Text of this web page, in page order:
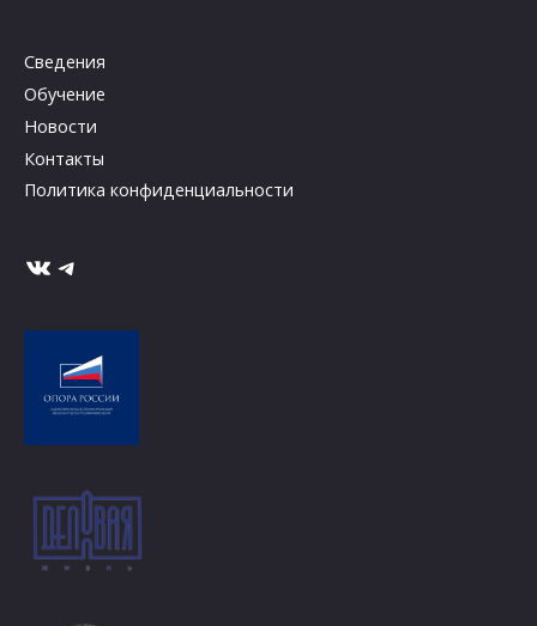
Сведения
Обучение
Новости
Контакты
Политика конфиденциальности
ВКонтакте
Telegram